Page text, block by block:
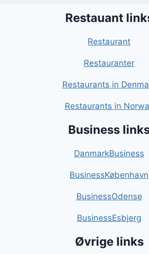
Restauant
Restaurant
Restauranter
Restaurants in
Restaurants in
Business
DanmarkBusiness
BusinessKøbenhavn
BusinessOdense
BusinessEsbjerg
Øvrige links